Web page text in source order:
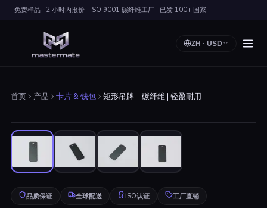
免费样品 · 2 小时内报价 · ISO 9001 碳纤维工厂 · 已发 100+ 国家
ZH · USD
首页 产品 卡片 & 钱包 矩形吊牌 – 碳纤维 | 轻盈耐用
品质保证 全球配送 ISO认证 工厂直销